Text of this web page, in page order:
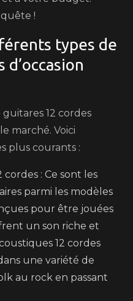
!
types de
12 cordes
marché. Voici
plus courants :
: Ce sont les
parmi les modèles
pour être jouées
un son riche et
12 cordes
une variété de
au rock en passant